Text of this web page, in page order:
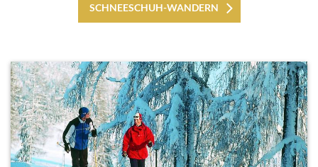
SCHNEESCHUH-WANDERN